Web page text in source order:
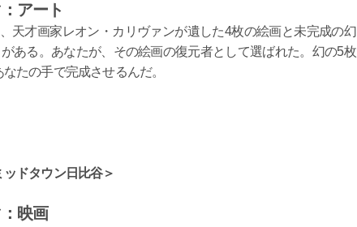
アート
天才画家レオン・カリヴァンが遺した4枚の絵画と未完成の幻
ある。あなたが、その絵画の復元者として選ばれた。幻の5枚
なたの手で完成させるんだ。
ッドタウン日比谷＞
映画